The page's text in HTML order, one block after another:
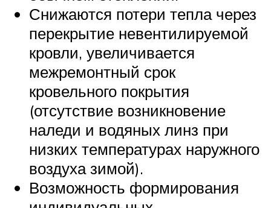
Снижаются потери тепла через
перекрытие невентилируемой
кровли, увеличивается
межремонтный срок
кровельного покрытия
(отсутствие возникновение
наледи и водяных линз при
низких температурах наружного
воздуха зимой).
Возможность формирования